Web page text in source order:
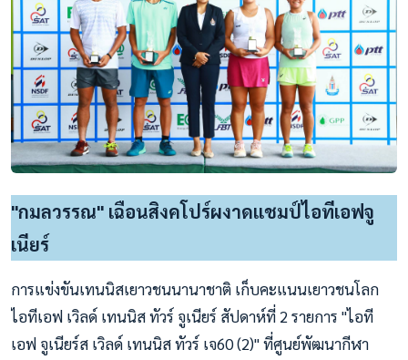
"กมลวรรณ" เฉือนสิงคโปร์ผงาดแชมป์ไอทีเอฟจู
เนียร์
การแข่งขันเทนนิสเยาวชนนานาชาติ เก็บคะแนนเยาวชนโลก
ไอทีเอฟ เวิลด์ เทนนิส ทัวร์ จูเนียร์ สัปดาห์ที่ 2 รายการ "ไอที
เอฟ จูเนียร์ส เวิลด์ เทนนิส ทัวร์ เจ60 (2)" ที่ศูนย์พัฒนากีฬา